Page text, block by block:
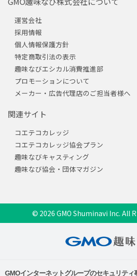
運営会社
採用情報
個人情報保護方針
特定商取引法の表示
趣味なびエシカル消費推進部
プロモーションについて
メーカー・広告代理店のご担当者様へ
関連サイト
コエテコカレッジ
コエテコカレッジ協会プラン
趣味なびキャスティング
趣味なび協会・団体マガジン
© 2026 GMO Shuminavi Inc. All